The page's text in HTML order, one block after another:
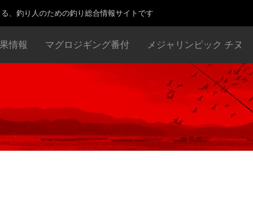
、釣り人のための釣り総合情報サイトです
情報 マグロジギング番付 メジャリンピック チヌ